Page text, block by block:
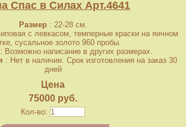
Спас в Силах Арт.4641
Размер: 22-28 см.
с левкасом, темперные краски на яичном
сусальное золото 960 пробы.
: Возможно написание в других размерах.
: Нет в наличии. Срок изготовления на заказ 30
дней
Цена
75000 руб.
Кол-во: